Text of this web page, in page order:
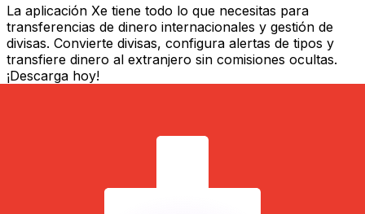
La aplicación Xe tiene todo lo que necesitas para
transferencias de dinero internacionales y gestión de
divisas. Convierte divisas, configura alertas de tipos y
transfiere dinero al extranjero sin comisiones ocultas.
¡Descarga hoy!